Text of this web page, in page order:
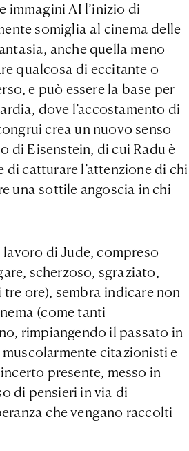
immagini AI l’inizio di
somiglia al cinema delle
anche quella meno
qualcosa di eccitante o
e può essere la base per
dove l’accostamento di
crea un nuovo senso
di Eisenstein, di cui Radu è
di catturare l’attenzione di chi
una sottile angoscia in chi
di Jude, compreso
scherzoso, sgraziato,
ore), sembra indicare non
(come tanti
rimpiangendo il passato in
citazionisti e
presente, messo in
di pensieri in via di
che vengano raccolti